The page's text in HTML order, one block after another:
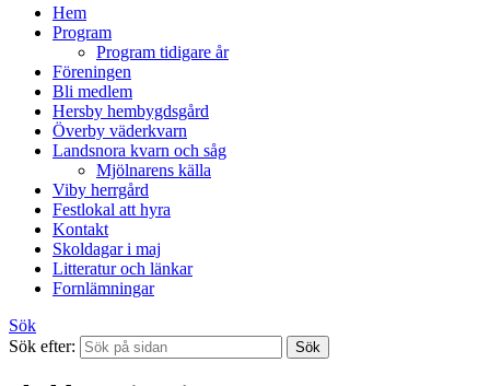
Hem
Program
Program tidigare år
Föreningen
Bli medlem
Hersby hembygdsgård
Överby väderkvarn
Landsnora kvarn och såg
Mjölnarens källa
Viby herrgård
Festlokal att hyra
Kontakt
Skoldagar i maj
Litteratur och länkar
Fornlämningar
Sök
Sök efter: